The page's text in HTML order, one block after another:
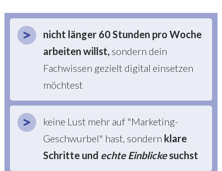
nicht länger 60 Stunden pro Woche
arbeiten willst, sondern dein
Fachwissen gezielt digital einsetzen
möchtest
keine Lust mehr auf "Marketing-
Geschwurbel" hast, sondern klare
Schritte und echte Einblickesuchst